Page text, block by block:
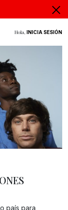
Hola, INICIA SESIÓN
país para